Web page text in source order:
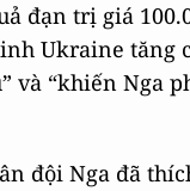
đạn trị giá
Ukraine tăng
và “khiến Nga
đội Nga đã